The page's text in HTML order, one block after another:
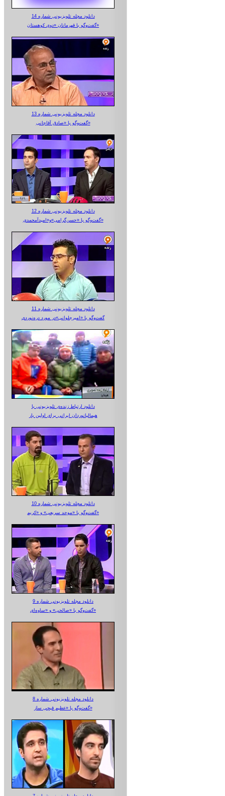
دانلود مجله تلویزیونی شماره 14
گفت‌وگو با قهرمانان «دوی کوهستان»
دانلود مجله تلویزیونی شماره 13
گفت‌وگو با «صادق آقاجانی»
دانلود مجله تلویزیونی شماره 12
گفت‌وگو با «حسن‌گرامی»و«امیدآمحمدی»
دانلود مجله تلویزیونی شماره 11
گفت‌وگو با «امیرجلوانی»در مورد دره‌نوردی
دانلود ارتباط زنده‌ی تلویزیونی‌ با
هیمالیانوردان ایرانی برای اولین بار
دانلود مجله تلویزیونی شماره 10
گفت‌وگو با «موحد سریعی» و «کریم»
دانلود مجله تلویزیونی شماره 9
گفت‌وگو با «صالحی» و «ساوه‌ای»
دانلود مجله تلویزیونی شماره 8
گفت‌وگو با «عظیم قیچی ساز»